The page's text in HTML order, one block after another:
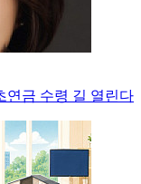
연금 수령 길 열린다